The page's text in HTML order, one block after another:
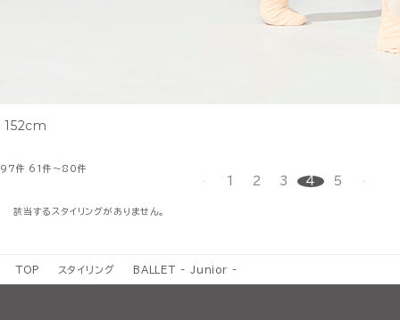
152cm
97件 61件～80件
1 2 3 4 5
該当するスタイリングがありません。
TOP スタイリング BALLET - Junior -